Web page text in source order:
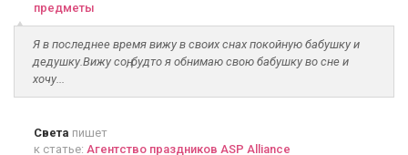
предметы
Я в последнее время вижу в своих снах покойную бабушку и
дедушку.Вижу соң, будто я обнимаю свою бабушку во сне и
хочу...
Света пишет
к статье: Агентство праздников ASP Alliance